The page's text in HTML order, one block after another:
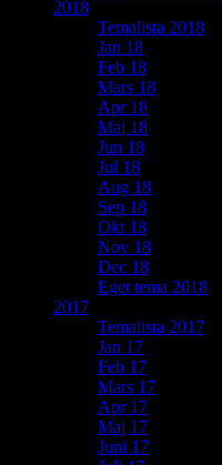
2018
Temalista 2018
Jan 18
Feb 18
Mars 18
Apr 18
Maj 18
Jun 18
Jul 18
Aug 18
Sep 18
Okt 18
Nov 18
Dec 18
Eget tema 2018
2017
Temalista 2017
Jan 17
Feb 17
Mars 17
Apr 17
Maj 17
Juni 17